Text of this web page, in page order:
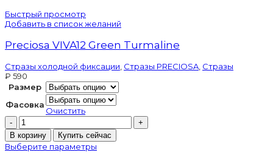
Быстрый просмотр
Добавить в список желаний
Preciosa VIVA12 Green Turmaline
Стразы холодной фиксации Стразы PRECIOSA Стразы
₽ 590
Размер
Фасовка
Очистить
Количество
товара
Preciosa
VIVA12
В корзину Купить сейчас
Выберите параметры